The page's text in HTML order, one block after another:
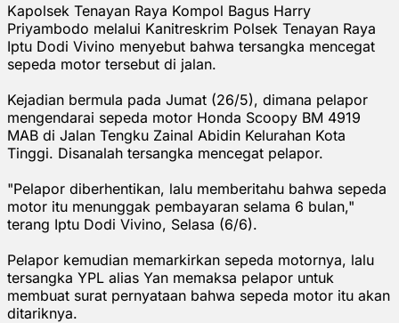
Kapolsek Tenayan Raya Kompol Bagus Harry
Priyambodo melalui Kanitreskrim Polsek Tenayan Raya
Iptu Dodi Vivino menyebut bahwa tersangka mencegat
sepeda motor tersebut di jalan.
Kejadian bermula pada Jumat (26/5), dimana pelapor
mengendarai sepeda motor Honda Scoopy BM 4919
MAB di Jalan Tengku Zainal Abidin Kelurahan Kota
Tinggi. Disanalah tersangka mencegat pelapor.
"Pelapor diberhentikan, lalu memberitahu bahwa sepeda
motor itu menunggak pembayaran selama 6 bulan,"
terang Iptu Dodi Vivino, Selasa (6/6).
Pelapor kemudian memarkirkan sepeda motornya, lalu
tersangka YPL alias Yan memaksa pelapor untuk
membuat surat pernyataan bahwa sepeda motor itu akan
ditariknya.